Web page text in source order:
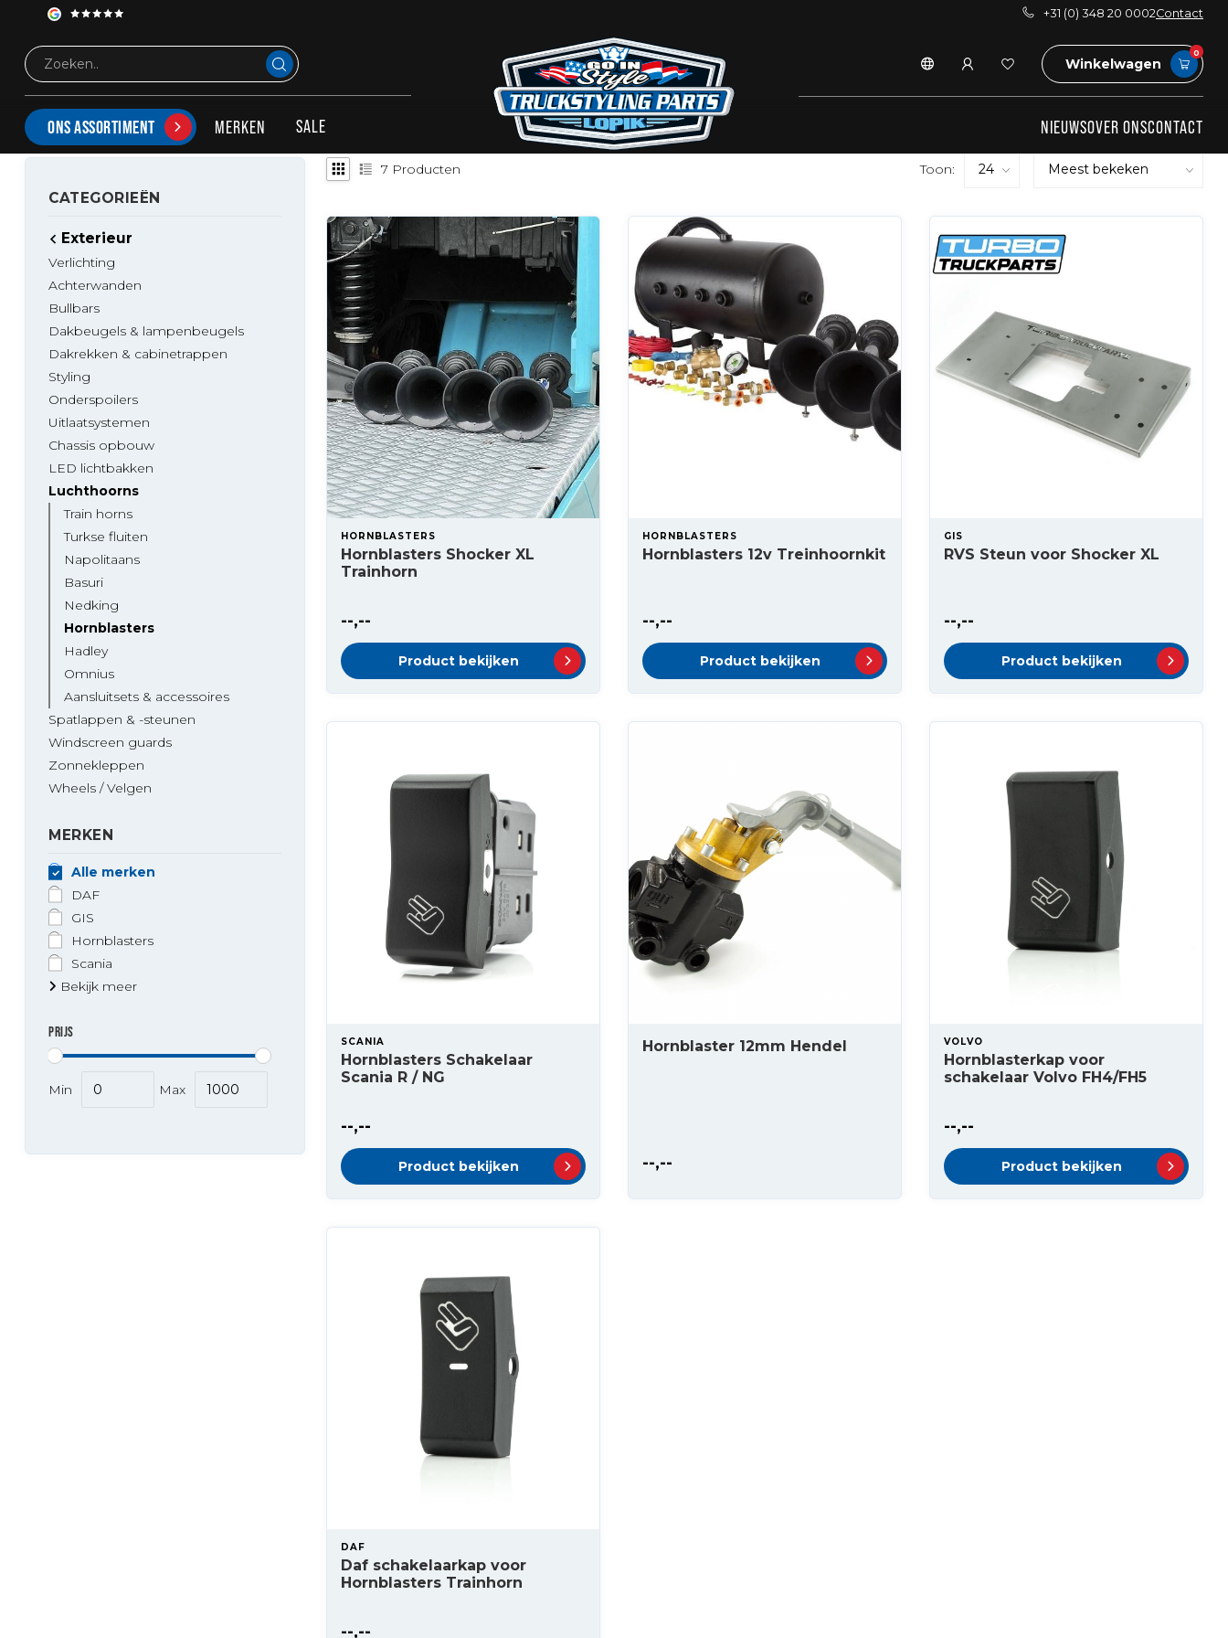
+31 (0) 348 20 0002Contact
Winkelwagen
0
ONS ASSORTIMENT MERKEN SALE NIEUWSOVER ONSCONTACT
HORNBLASTERS LUCHTHOORNS VOOR VRACHTWAGENS
CATEGORIEËN
Exterieur
Verlichting
Achterwanden
Bullbars
Dakbeugels & lampenbeugels
Dakrekken & cabinetrappen
Styling
Onderspoilers
Uitlaatsystemen
Chassis opbouw
LED lichtbakken
Luchthoorns
Train horns
Turkse fluiten
Napolitaans
Basuri
Nedking
Hornblasters
Hadley
Omnius
Aansluitsets & accessoires
Spatlappen & -steunen
Windscreen guards
Zonnekleppen
Wheels / Velgen
MERKEN
Alle merken
DAF
GIS
Hornblasters
Scania
Bekijk meer
PRIJS
Min Max
7 Producten Toon:
HORNBLASTERS
Hornblasters Shocker XL
Trainhorn
--,--
Product bekijken
HORNBLASTERS
Hornblasters 12v Treinhoornkit
--,--
Product bekijken
GIS
RVS Steun voor Shocker XL
--,--
Product bekijken
SCANIA
Hornblasters Schakelaar
Scania R / NG
--,--
Product bekijken
Hornblaster 12mm Hendel
--,--
VOLVO
Hornblasterkap voor
schakelaar Volvo FH4/FH5
--,--
Product bekijken
DAF
Daf schakelaarkap voor
Hornblasters Trainhorn
--,--